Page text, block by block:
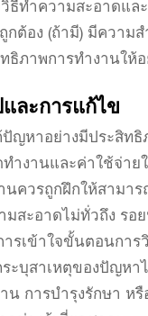
ธีทำความสะอาดแล
กต้อง (ถ้ามี) มีความ
ธิภาพการทำงานให้
ละการแก้ไข
ญหาอย่างมีประสิทธิ
ทำงานและค่าใช้จ่า
นควรถูกฝึกให้สามา
มสะอาดไม่ทั่วถึง รอ
ารเข้าใจขั้นตอนการ
ะบุสาเหตุของปัญหา
น การบำรุงรักษา หรื